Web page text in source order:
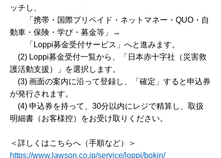
ッチし、
「携帯・国際プリペイド・ネットマネー・QUO・自
動車・保険・学び・募金等」→
「Loppi募金受付サービス」へと進みます。
(2) Loppi募金受付一覧から、「日本赤十字社（災害救
護活動支援）」を選択します。
(3) 画面の案内に沿って登録し、「確定」すると申込券
が発行されます。
(4) 申込券を持って、30分以内にレジで精算し、取扱
明細書（お客様控）をお受け取りください。
＜詳しくはこちらへ（手順など）＞
https://www.lawson.co.jp/service/loppi/bokin/